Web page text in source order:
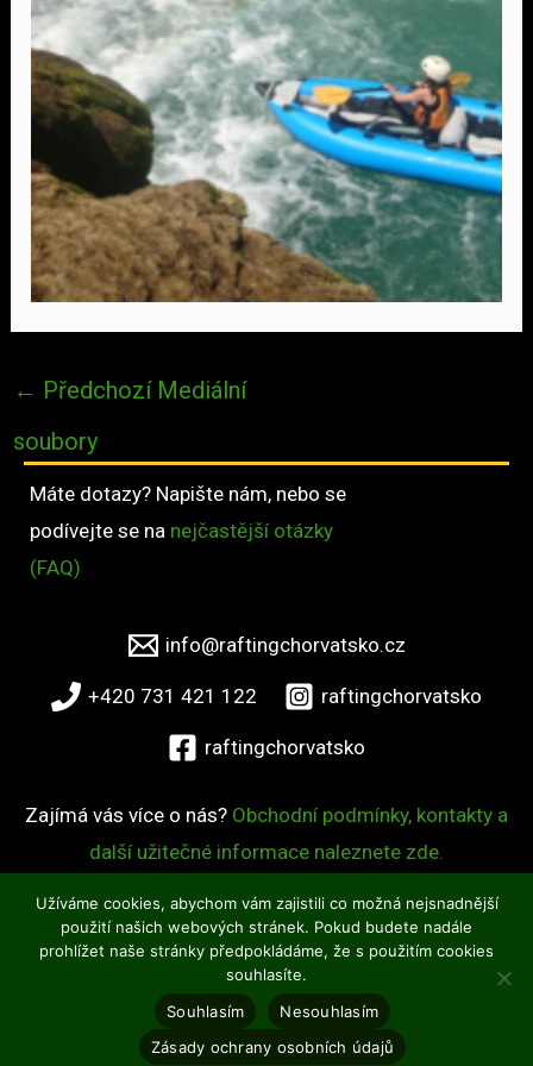
← Předchozí Mediální
soubory
Máte dotazy? Napište nám, nebo se
podívejte se na nejčastější otázky
(FAQ)
info@raftingchorvatsko.cz
+420 731 421 122 raftingchorvatsko
raftingchorvatsko
Zajímá vás více o nás? Obchodní podmínky, kontakty a
další užitečné informace naleznete zde.
Copyright © 2026 Rafting Chorvatsko
O WordPress se stará Softmedia
Užíváme cookies, abychom vám zajistili co možná nejsnadnější
použití našich webových stránek. Pokud budete nadále
prohlížet naše stránky předpokládáme, že s použitím cookies
souhlasíte.
Souhlasím
Nesouhlasím
Zásady ochrany osobních údajů